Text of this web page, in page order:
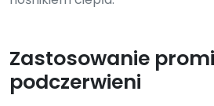
Zastosowanie
podczerwieni